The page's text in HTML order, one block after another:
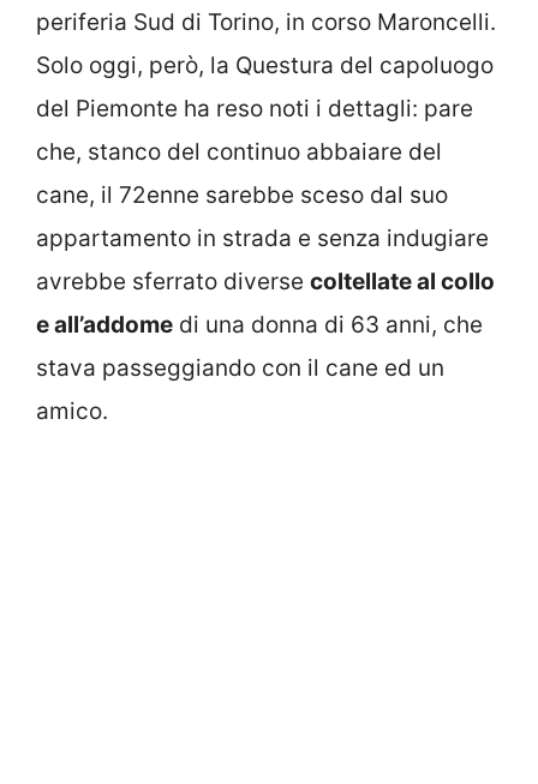
periferia Sud di Torino, in corso Maroncelli.
Solo oggi, però, la Questura del capoluogo
del Piemonte ha reso noti i dettagli: pare
che, stanco del continuo abbaiare del
cane, il 72enne sarebbe sceso dal suo
appartamento in strada e senza indugiare
avrebbe sferrato diverse coltellate al collo
e all’addome di una donna di 63 anni, che
stava passeggiando con il cane ed un
amico.